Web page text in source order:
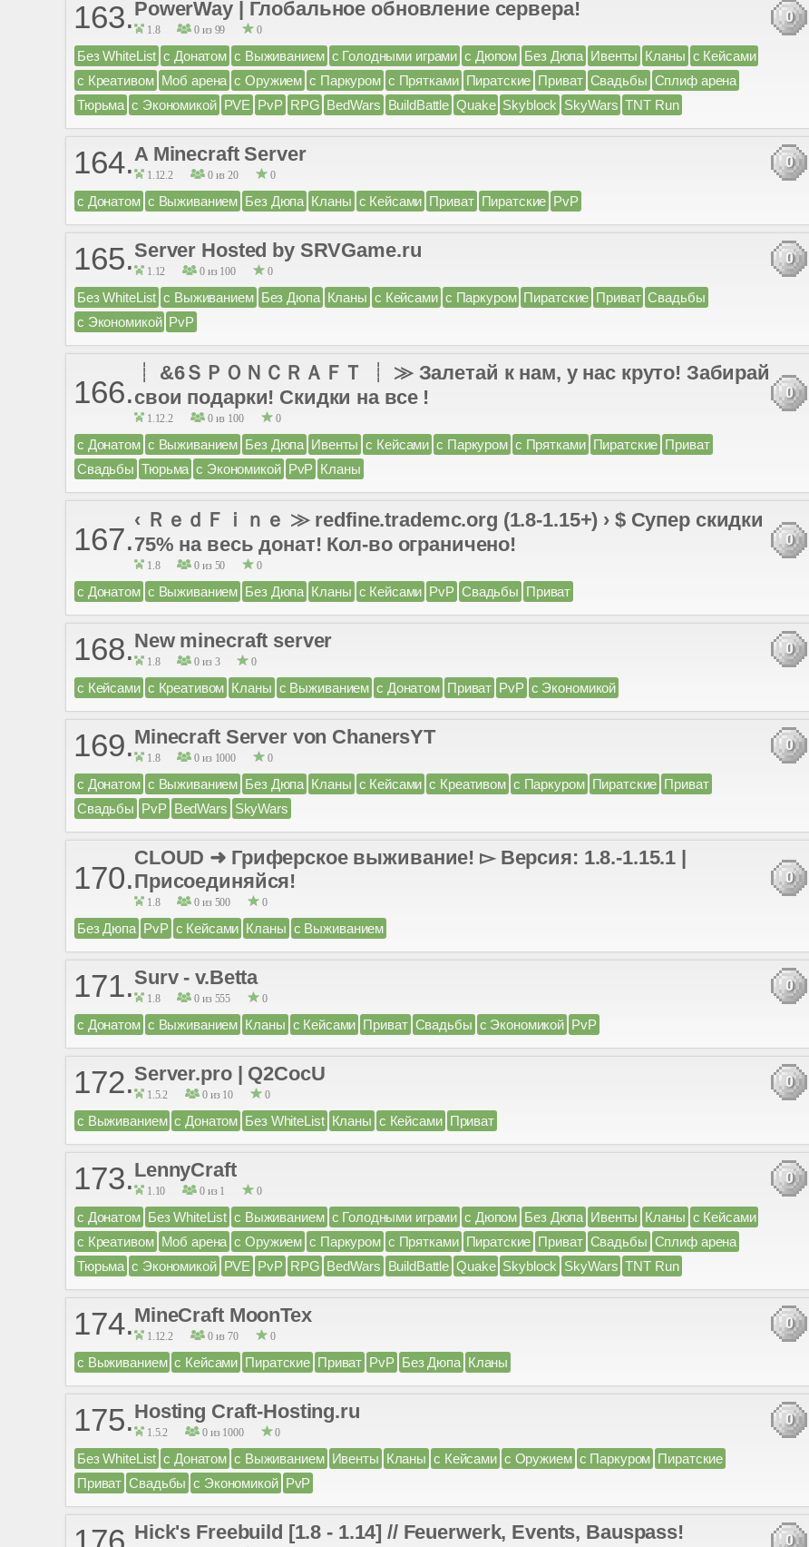
163.PowerWay | Глобальное обновление сервера!
1.8 0 из 99 0
0
Без WhiteList с Донатом с Выживанием с Голодными играми с Дюпом Без Дюпа Ивенты Кланы с Кейсами
с Креативом Моб арена с Оружием с Паркуром с Прятками Пиратские Приват Свадьбы Сплиф арена
Тюрьма с Экономикой PVE PvP RPG BedWars BuildBattle Quake Skyblock SkyWars TNT Run
164.A Minecraft Server
1.12.2 0 из 20 0
0
с Донатом с Выживанием Без Дюпа Кланы с Кейсами Приват Пиратские PvP
165.Server Hosted by SRVGame.ru
1.12 0 из 100 0
0
Без WhiteList с Выживанием Без Дюпа Кланы с Кейсами с Паркуром Пиратские Приват Свадьбы
с Экономикой PvP
166.
┊ &6ＳＰＯＮＣＲＡＦＴ ┊ ≫ Залетай к нам, у нас круто! Забирай
свои подарки! Скидки на все !
1.12.2 0 из 100 0
0
с Донатом с Выживанием Без Дюпа Ивенты с Кейсами с Паркуром с Прятками Пиратские Приват
Свадьбы Тюрьма с Экономикой PvP Кланы
167.
‹ ＲｅｄＦｉｎｅ ≫ redfine.trademc.org (1.8-1.15+) › $ Супер скидки
75% на весь донат! Кол-во ограничено!
1.8 0 из 50 0
0
с Донатом с Выживанием Без Дюпа Кланы с Кейсами PvP Свадьбы Приват
168.New minecraft server
1.8 0 из 3 0
0
с Кейсами с Креативом Кланы с Выживанием с Донатом Приват PvP с Экономикой
169.Minecraft Server von ChanersYT
1.8 0 из 1000 0
0
с Донатом с Выживанием Без Дюпа Кланы с Кейсами с Креативом с Паркуром Пиратские Приват
Свадьбы PvP BedWars SkyWars
170.
CLOUD ➜ Гриферское выживание! ▻ Версия: 1.8.-1.15.1 |
Присоединяйся!
1.8 0 из 500 0
0
Без Дюпа PvP с Кейсами Кланы с Выживанием
171.Surv - v.Betta
1.8 0 из 555 0
0
с Донатом с Выживанием Кланы с Кейсами Приват Свадьбы с Экономикой PvP
172.Server.pro | Q2CocU
1.5.2 0 из 10 0
0
с Выживанием с Донатом Без WhiteList Кланы с Кейсами Приват
173.LennyCraft
1.10 0 из 1 0
0
с Донатом Без WhiteList с Выживанием с Голодными играми с Дюпом Без Дюпа Ивенты Кланы с Кейсами
с Креативом Моб арена с Оружием с Паркуром с Прятками Пиратские Приват Свадьбы Сплиф арена
Тюрьма с Экономикой PVE PvP RPG BedWars BuildBattle Quake Skyblock SkyWars TNT Run
174.MineCraft MoonTex
1.12.2 0 из 70 0
0
с Выживанием с Кейсами Пиратские Приват PvP Без Дюпа Кланы
175.Hosting Craft-Hosting.ru
1.5.2 0 из 1000 0
0
Без WhiteList с Донатом с Выживанием Ивенты Кланы с Кейсами с Оружием с Паркуром Пиратские
Приват Свадьбы с Экономикой PvP
Hick's Freebuild [1.8 - 1.14] // Feuerwerk, Events, Bauspass! 0